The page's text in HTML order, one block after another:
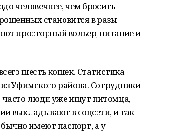
человечнее, чем бросить
становится в разы
просторный вольер, питание и
шесть кошек. Статистика
Уфимского района. Сотрудники
люди уже ищут питомца,
выкладывают в соцсети, и так
имеют паспорт, а у